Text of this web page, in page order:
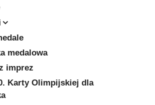
medalowa
imprez
Karty Olimpijskiej dla